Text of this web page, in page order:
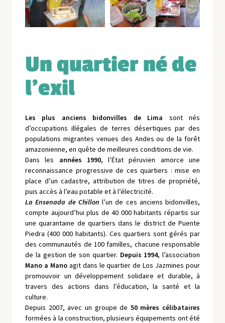
Un quartier né de
l’exil
Les plus anciens bidonvilles de Lima sont nés
d’occupations illégales de terres désertiques par des
populations migrantes venues des Andes ou de la forêt
amazonienne, en quête de meilleures conditions de vie.
Dans les années 1990, l’État péruvien amorce une
reconnaissance progressive de ces quartiers : mise en
place d’un cadastre, attribution de titres de propriété,
puis accès à l’eau potable et à l’électricité.
La Ensenada de Chillon l’un de ces anciens bidonvilles,
compte aujourd’hui plus de 40 000 habitants répartis sur
une quarantaine de quartiers dans le district de Puente
Piedra (400 000 habitants). Ces quartiers sont gérés par
des communautés de 100 familles, chacune responsable
de la gestion de son quartier. Depuis 1994, l’association
Mano a Manoagit dans le quartier de Los Jazmines pour
promouvoir un développement solidaire et durable, à
travers des actions dans l’éducation, la santé et la
culture.
Depuis 2007, avec un groupe de 50 mères célibataires
formées à la construction, plusieurs équipements ont été